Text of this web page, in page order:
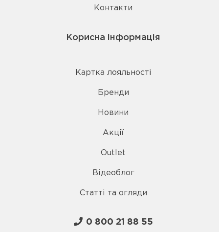
Контакти
Корисна інформація
Картка лояльності
Бренди
Новини
Акції
Outlet
Відеоблог
Статті та огляди
0 800 21 88 55